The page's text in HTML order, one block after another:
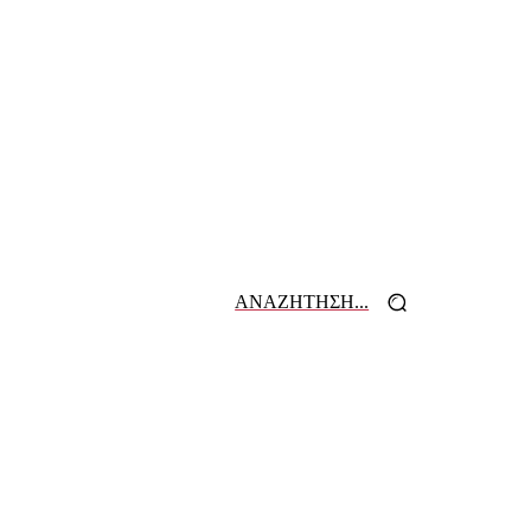
ΑΝΑΖΗΤΗΣΗ...